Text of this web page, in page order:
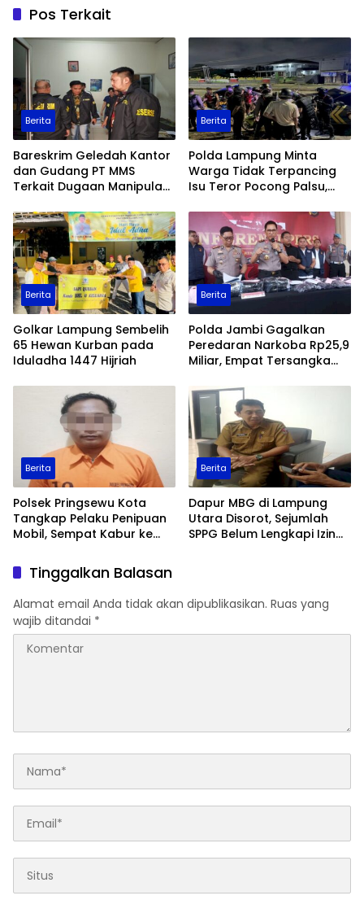
Pos Terkait
Berita
Bareskrim Geledah Kantor
dan Gudang PT MMS
Terkait Dugaan Manipulasi
Berita
Polda Lampung Minta
Warga Tidak Terpancing
Isu Teror Pocong Palsu,
Ditingkatkan
Berita
Golkar Lampung Sembelih
65 Hewan Kurban pada
Iduladha 1447 Hijriah
Berita
Polda Jambi Gagalkan
Peredaran Narkoba Rp25,9
Miliar, Empat Tersangka
Berita
Polsek Pringsewu Kota
Tangkap Pelaku Penipuan
Mobil, Sempat Kabur ke
Berita
Dapur MBG di Lampung
Utara Disorot, Sejumlah
SPPG Belum Lengkapi Izin
Tinggalkan Balasan
Alamat email Anda tidak akan dipublikasikan. Ruas yang
wajib ditandai *